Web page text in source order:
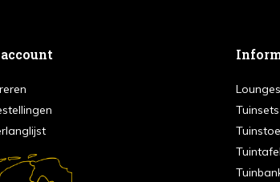
Tuinsets